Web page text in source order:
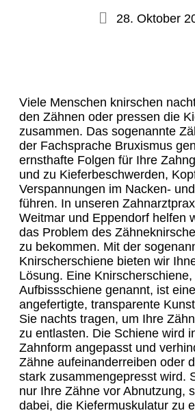
28. Oktober
Viele Menschen knirschen
den Zähnen oder pressen die
zusammen. Das sogenannte
der Fachsprache Bruxismus
ernsthafte Folgen für Ihre
und zu Kieferbeschwerden,
Verspannungen im Nacken-
führen. In unseren
Weitmar und Eppendorf helfen
das Problem des
zu bekommen. Mit der
Knirscherschiene bieten wir
Lösung. Eine Knirscherschiene,
Aufbissschiene genannt, ist eine
angefertigte, transparente
Sie nachts tragen, um Ihre
zu entlasten. Die Schiene wird
Zahnform angepasst und
Zähne aufeinanderreiben oder
stark zusammengepresst wird.
nur Ihre Zähne vor Abnutzung,
dabei, die Kiefermuskulatur zu